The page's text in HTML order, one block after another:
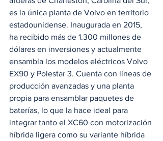
es la única planta de Volvo en territorio
estadounidense. Inaugurada en 2015,
ha recibido más de 1.300 millones de
dólares en inversiones y actualmente
ensambla los modelos eléctricos Volvo
EX90 y Polestar 3. Cuenta con líneas de
producción avanzadas y una planta
propia para ensamblar paquetes de
baterías, lo que la hace ideal para
integrar tanto el XC60 con motorización
híbrida ligera como su variante híbrida